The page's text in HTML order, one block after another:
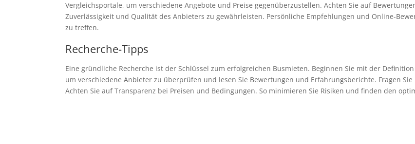
Vergleichsportale, um verschiedene Angebote und Preise gegenüberzustellen. Achten Sie auf
Zuverlässigkeit und Qualität des Anbieters zu gewährleisten. Persönliche Empfehlungen und Online-
zu treffen.
Recherche-Tipps
Eine gründliche Recherche ist der Schlüssel zum erfolgreichen Busmieten. Beginnen Sie mit der
um verschiedene Anbieter zu überprüfen und lesen Sie Bewertungen und Erfahrungsberichte. Fragen
Achten Sie auf Transparenz bei Preisen und Bedingungen. So minimieren Sie Risiken und finden den